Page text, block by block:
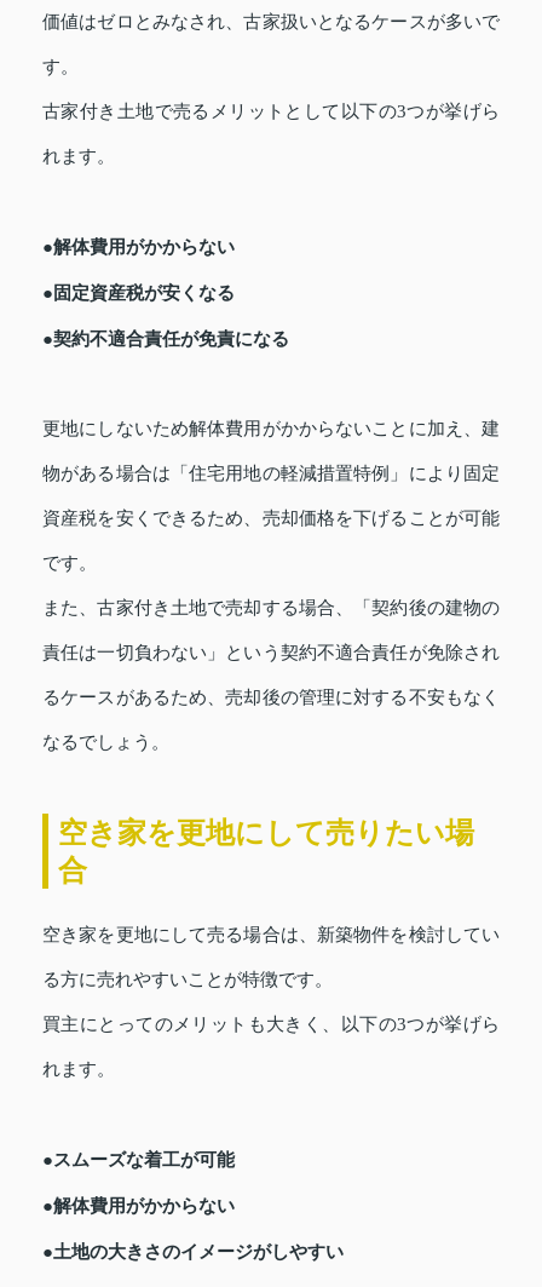
価値はゼロとみなされ、古家扱いとなるケースが多いで
す。
古家付き土地で売るメリットとして以下の3つが挙げら
れます。
●解体費用がかからない
●固定資産税が安くなる
●契約不適合責任が免責になる
更地にしないため解体費用がかからないことに加え、建
物がある場合は「住宅用地の軽減措置特例」により固定
資産税を安くできるため、売却価格を下げることが可能
です。
また、古家付き土地で売却する場合、「契約後の建物の
責任は一切負わない」という契約不適合責任が免除され
るケースがあるため、売却後の管理に対する不安もなく
なるでしょう。
空き家を更地にして売りたい場
合
空き家を更地にして売る場合は、新築物件を検討してい
る方に売れやすいことが特徴です。
買主にとってのメリットも大きく、以下の3つが挙げら
れます。
●スムーズな着工が可能
●解体費用がかからない
●土地の大きさのイメージがしやすい